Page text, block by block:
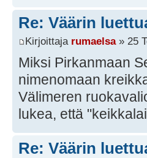
Re: Väärin
Kirjoittaja rumaelsa» 25
Miksi Pirkanmaan
nimenomaan
Välimeren
lukea, että
Re: Väärin